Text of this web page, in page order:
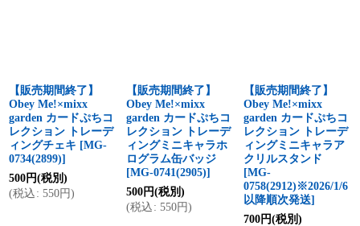
【販売期間終了】
Obey Me!×mixx
garden カードぷちコ
レクション トレーデ
ィングチェキ [MG-
0734(2899)]
500 円(税別)
(税込 : 550円)
【販売期間終了】
Obey Me!×mixx
garden カードぷちコ
レクション トレーデ
ィングミニキャラホ
ログラム缶バッジ
[MG-0741(2905)]
500 円(税別)
(税込 : 550円)
【販売期間終了】
Obey Me!×mixx
garden カードぷちコ
レクション トレーデ
ィングミニキャラア
クリルスタンド
[MG-
0758(2912)※2026/1/6
以降順次発送]
700 円(税別)